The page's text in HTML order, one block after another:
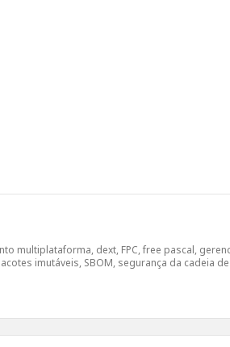
multiplataforma, dext, FPC,free pascal,
imutáveis, SBOM, segurança da cadeia